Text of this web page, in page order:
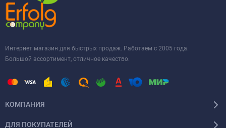
Интернет магазин для быстрых продаж. Работаем с 2005 года.
Большой ассортимент, отличное качество.
КОМПАНИЯ
ДЛЯ ПОКУПАТЕЛЕЙ